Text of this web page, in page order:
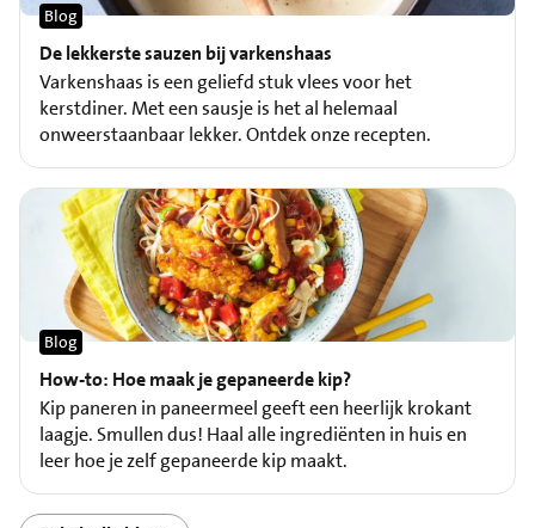
De lekkerste sauzen bij varkenshaas
Blog
Varkenshaas is een geliefd stuk vlees voor het
kerstdiner. Met een sausje is het al helemaal
onweerstaanbaar lekker. Ontdek onze recepten.
How-to: Hoe maak je gepaneerde kip?
Blog
Kip paneren in paneermeel geeft een heerlijk krokant
laagje. Smullen dus! Haal alle ingrediënten in huis en
leer hoe je zelf gepaneerde kip maakt.